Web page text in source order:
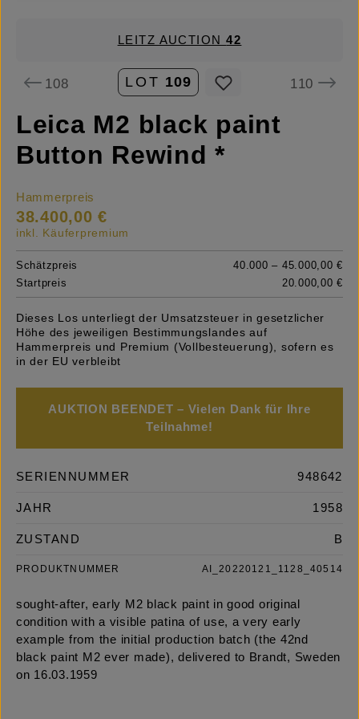
LEITZ AUCTION42
108 LOT 109 110
Leica M2 black paint
Button Rewind *
Hammerpreis
38.400,00 €
inkl. Käuferpremium
Schätzpreis
40.000 – 45.000,00 €
Startpreis
20.000,00 €
Dieses Los unterliegt der Umsatzsteuer in gesetzlicher
Höhe des jeweiligen Bestimmungslandes auf
Hammerpreis und Premium (Vollbesteuerung), sofern es
in der EU verbleibt
AUKTION BEENDET – Vielen Dank für Ihre
Teilnahme!
SERIENNUMMER 948642
JAHR 1958
ZUSTAND B
PRODUKTNUMMER AI_20220121_1128_40514
sought-after, early M2 black paint in good original
condition with a visible patina of use, a very early
example from the initial production batch (the 42nd
black paint M2 ever made), delivered to Brandt, Sweden
on 16.03.1959